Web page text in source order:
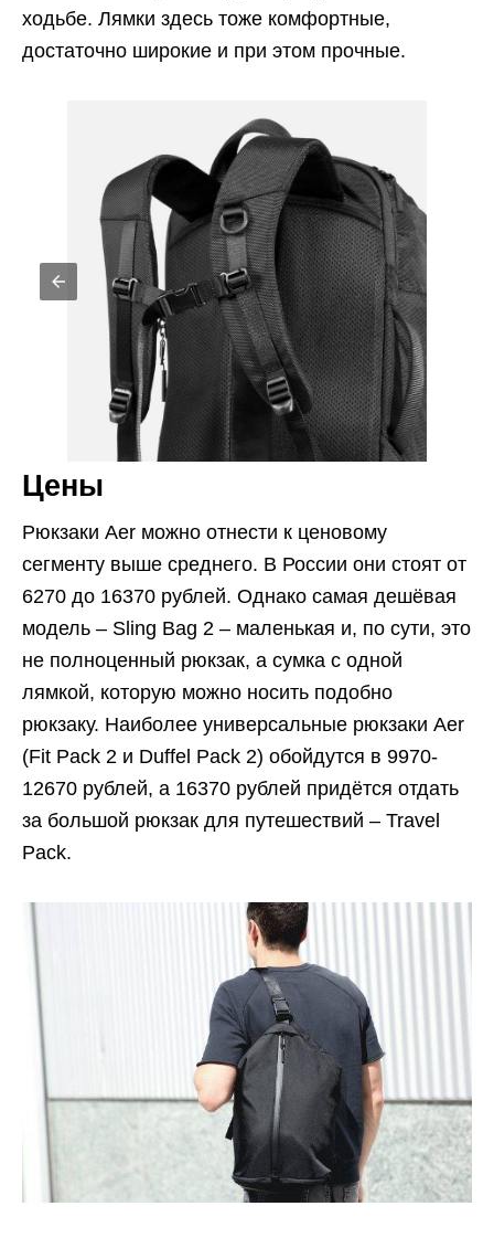
ходьбе. Лямки здесь тоже комфортные,
достаточно широкие и при этом прочные.
Цены
Рюкзаки Aer можно отнести к ценовому
сегменту выше среднего. В России они стоят от
6270 до 16370 рублей. Однако самая дешёвая
модель – Sling Bag 2 – маленькая и, по сути, это
не полноценный рюкзак, а сумка с одной
лямкой, которую можно носить подобно
рюкзаку. Наиболее универсальные рюкзаки Aer
(Fit Pack 2 и Duffel Pack 2) обойдутся в 9970-
12670 рублей, а 16370 рублей придётся отдать
за большой рюкзак для путешествий – Travel
Pack.